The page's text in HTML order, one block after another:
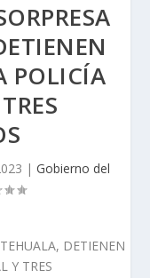
POLICÍA
| Gobierno del